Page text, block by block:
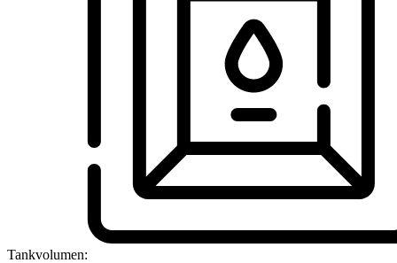
Tankvolumen: